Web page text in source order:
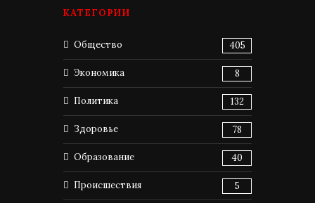
КАТЕГОРИИ
Общество 405
Экономика 8
Политика 132
Здоровье 78
Образование 40
Происшествия 5